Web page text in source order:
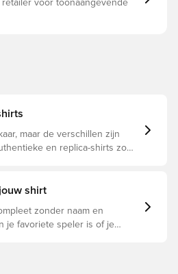
voor toonaangevende
maar de verschillen zijn
en replica-shirts zo
shirt
zonder naam en
je favoriete speler is of je